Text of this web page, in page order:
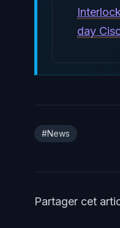
day
#News
Partager cet